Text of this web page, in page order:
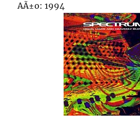
AÃ±o: 1994